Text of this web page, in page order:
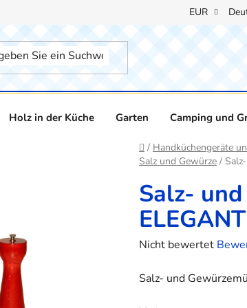
EUR
Holz in der Küche Garten Camping und
Startseite
/ Handküchengeräte
Salz und Gewürze /
Salz-
ELEGANT
Die
Produktbewertung
Nicht bewertet
Salz- und